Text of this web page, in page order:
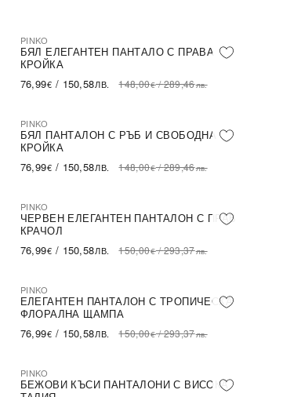
NEW IN ПОСЛЕДНА БРОЙКА
PINKO
БЯЛ ЕЛЕГАНТЕН ПАНТАЛО С ПРАВА
КРОЙКА
76,99€ / 150,58ЛВ. 148,00€/289,46лв.
NEW IN ПОСЛЕДНА БРОЙКА
PINKO
БЯЛ ПАНТАЛОН С РЪБ И СВОБОДНА
КРОЙКА
76,99€ / 150,58ЛВ. 148,00€/289,46лв.
NEW IN ПОСЛЕДНА БРОЙКА
PINKO
ЧЕРВЕН ЕЛЕГАНТЕН ПАНТАЛОН С ПРАВ
КРАЧОЛ
76,99€ / 150,58ЛВ. 150,00€/293,37лв.
NEW IN ПОСЛЕДНА БРОЙКА
PINKO
ЕЛЕГАНТЕН ПАНТАЛОН С ТРОПИЧЕСКА
ФЛОРАЛНА ЩАМПА
76,99€ / 150,58ЛВ. 150,00€/293,37лв.
NEW IN
PINKO
БЕЖОВИ КЪСИ ПАНТАЛОНИ С ВИСОКА